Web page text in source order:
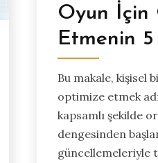
Oyun İçin
Etmenin 5
Bu makale, kişisel
optimize etmek
kapsamlı şekilde
dengesinden
güncellemeleriyle